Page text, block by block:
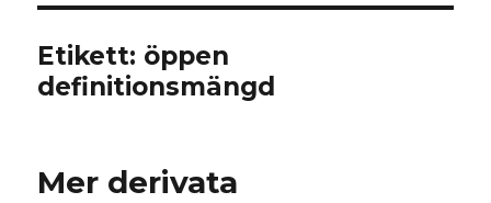
Etikett: öppen
definitionsmängd
Mer derivata